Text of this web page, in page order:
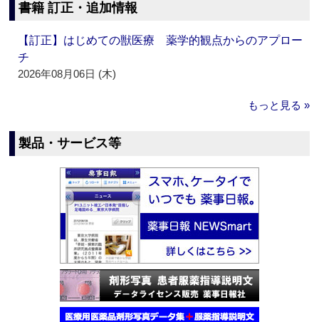
書籍 訂正・追加情報
【訂正】はじめての獣医療 薬学的観点からのアプロー
チ
2026年08月06日 (木)
もっと見る »
製品・サービス等